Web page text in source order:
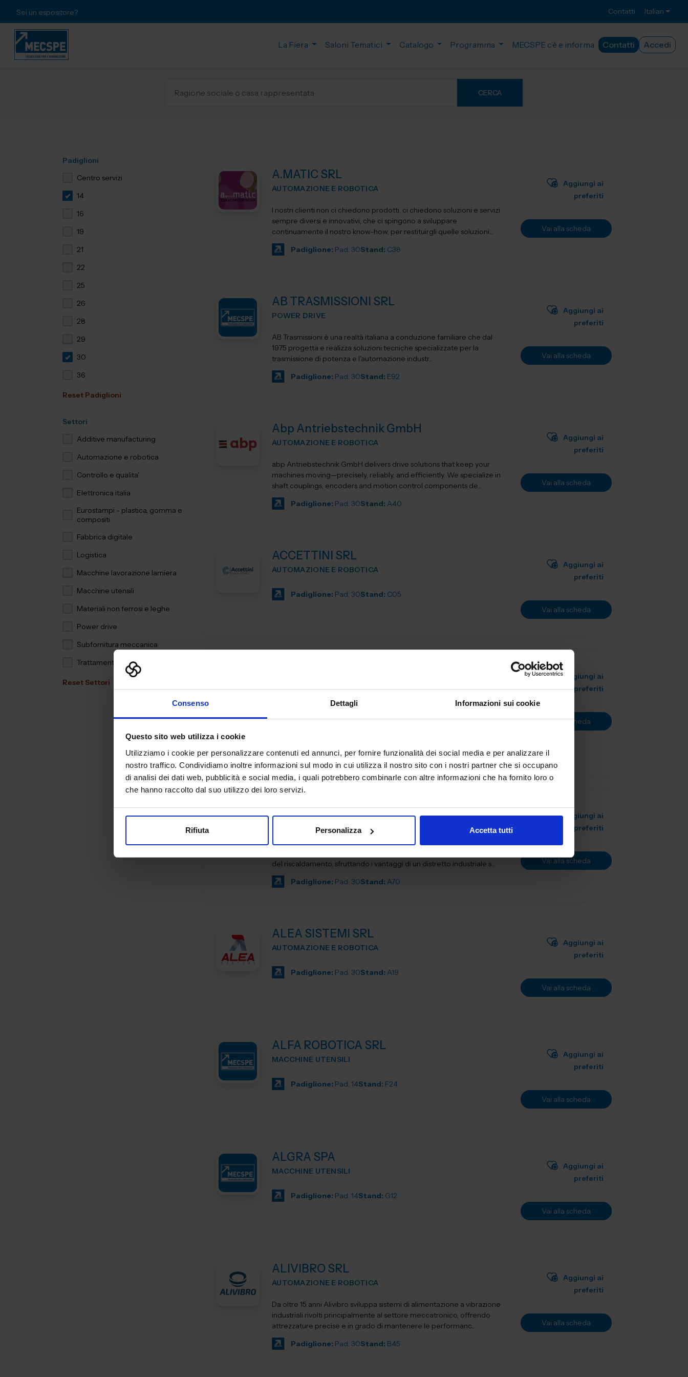
Consenso Dettagli Informazioni sui cookie
Questo sito web utilizza i cookie
Utilizziamo i cookie per personalizzare contenuti ed annunci, per fornire funzionalità dei social media e per analizzare il
nostro traffico. Condividiamo inoltre informazioni sul modo in cui utilizza il nostro sito con i nostri partner che si occupano
di analisi dei dati web, pubblicità e social media, i quali potrebbero combinarle con altre informazioni che ha fornito loro o
che hanno raccolto dal suo utilizzo dei loro servizi.
Rifiuta Personalizza Accetta tutti
Sei un espositore? Contatti Italian
La Fiera Saloni Tematici Catalogo Programma MECSPE c’è e informa Contatti Accedi
CERCA
Padiglioni
Centro servizi
14
16
19
21
22
25
26
28
29
30
36
Reset Padiglioni
Settori
Additive manufacturing
Automazione e robotica
Controllo e qualita'
Elettronica italia
Eurostampi - plastica, gomma e
compositi
Fabbrica digitale
Logistica
Macchine lavorazione lamiera
Macchine utensili
Materiali non ferrosi e leghe
Power drive
Subfornitura meccanica
Trattamenti e finiture
Reset Settori
A.MATIC SRL
AUTOMAZIONE E ROBOTICA
I nostri clienti non ci chiedono prodotti, ci chiedono soluzioni e servizi
sempre diversi e innovativi, che ci spingono a sviluppare
continuamente il nostro know-how, per restituirgli quelle soluzioni...
Padiglione: Pad. 30Stand: C38
Aggiungi ai
preferiti
Vai alla scheda
AB TRASMISSIONI SRL
POWER DRIVE
AB Trasmissioni è una realtà italiana a conduzione familiare che dal
1975 progetta e realizza soluzioni tecniche specializzate per la
trasmissione di potenza e l'automazione industr...
Padiglione: Pad. 30Stand: E92
Aggiungi ai
preferiti
Vai alla scheda
Abp Antriebstechnik GmbH
AUTOMAZIONE E ROBOTICA
abp Antriebstechnik GmbH delivers drive solutions that keep your
machines moving—precisely, reliably, and efficiently. We specialize in
shaft couplings, encoders and motion control components de...
Padiglione: Pad. 30Stand: A40
Aggiungi ai
preferiti
Vai alla scheda
ACCETTINI SRL
AUTOMAZIONE E ROBOTICA
Padiglione: Pad. 30Stand: C05
Aggiungi ai
preferiti
Vai alla scheda
Padiglione:Pad. 30Stand:B18
Aggiungi ai
preferiti
Vai alla scheda
AIGNEP SPA
LA FORZA DEL GRUPPO Aignep nasce nel 1976 a Bione (Brescia)
del riscaldamento, sfruttando i vantaggi di un distretto industriale s...
Padiglione: Pad. 30Stand: A70
Aggiungi ai
preferiti
Vai alla scheda
ALEA SISTEMI SRL
AUTOMAZIONE E ROBOTICA
Padiglione: Pad. 30Stand: A19
Aggiungi ai
preferiti
Vai alla scheda
ALFA ROBOTICA SRL
MACCHINE UTENSILI
Padiglione: Pad. 14Stand: F24
Aggiungi ai
preferiti
Vai alla scheda
ALGRA SPA
MACCHINE UTENSILI
Padiglione: Pad. 14Stand: G12
Aggiungi ai
preferiti
Vai alla scheda
ALIVIBRO SRL
AUTOMAZIONE E ROBOTICA
Da oltre 15 anni Alivibro sviluppa sistemi di alimentazione a vibrazione
industriali rivolti principalmente al settore meccatronico, offrendo
attrezzature precise e in grado di mantenere le performanc...
Padiglione: Pad. 30Stand: B45
Aggiungi ai
preferiti
Vai alla scheda